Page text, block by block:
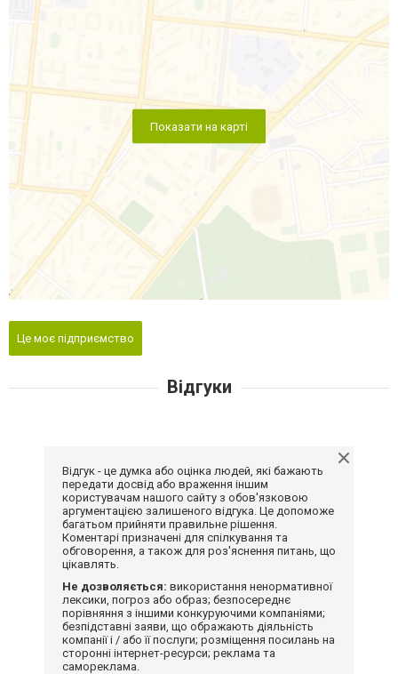
Показати на карті
Це моє підприємство
Відгуки
Відгук - це думка або оцінка людей, які бажають
передати досвід або враження іншим
користувачам нашого сайту з обов'язковою
аргументацією залишеного відгука. Це допоможе
багатьом прийняти правильне рішення.
Коментарі призначені для спілкування та
обговорення, а також для роз'яснення питань, що
цікавлять.
Не дозволяється: використання ненормативної
лексики, погроз або образ; безпосереднє
порівняння з іншими конкуруючими компаніями;
безпідставні заяви, що ображають діяльність
компанії і / або її послуги; розміщення посилань на
сторонні інтернет-ресурси; реклама та
самореклама.